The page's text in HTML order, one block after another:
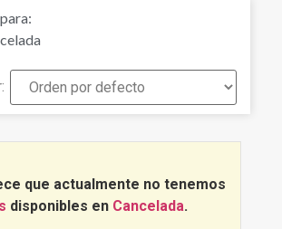
y alrededores, o la vida
y tiendas de Puerto Banús a
Si quieres asegurarte
Cancelada es una zona ideal
ello, ya que tiene una demanda
y cuyos precios continúan
Descubrelas mejores villas
en Cancelada:
que actualmente no tenemos
disponibles en Cancelada.